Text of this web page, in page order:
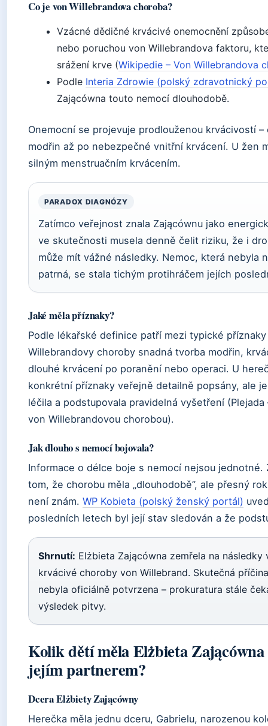
Co je von Willebrandova choroba?
Vzácné dědičné krvácivé onemocnění
nebo poruchou von Willebrandova faktoru,
srážení krve (Wikipedie – Von Willebrandova
Podle Interia Zdrowie (polský zdravotnický
Zającówna touto nemocí dlouhodobě.
Onemocní se projevuje prodlouženou krvácivostí –
modřin až po nebezpečné vnitřní krvácení. U žen
silným menstruačním krvácením.
PARADOX DIAGNÓZY
Zatímco veřejnost znala Zającównu jako
ve skutečnosti musela denně čelit riziku, že i
může mít vážné následky. Nemoc, která nebyla
patrná, se stala tichým protihráčem jejích
Jaké měla příznaky?
Podle lékařské definice patří mezi typické
Willebrandovy choroby snadná tvorba modřin,
dlouhé krvácení po poranění nebo operaci. U
konkrétní příznaky veřejně detailně popsány, ale
léčila a podstupovala pravidelná vyšetření
von Willebrandovou chorobou).
Jak dlouho s nemocí bojovala?
Informace o délce boje s nemocí nejsou jednotné.
tom, že chorobu měla „dlouhodobě”, ale přesný
není znám. WP Kobieta (polský ženský portál)
posledních letech byl její stav sledován a že
Shrnutí: Elżbieta Zającówna zemřela na následky
krvácivé choroby von Willebrand. Skutečná
nebyla oficiálně potvrzena – prokuratura stále
výsledek pitvy.
Kolik dětí měla Elżbieta
jejím partnerem?
Dcera Elżbiety Zającówny
Herečka měla jednu dceru, Gabrielu, narozenou